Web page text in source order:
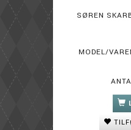
SØREN
MODEL/